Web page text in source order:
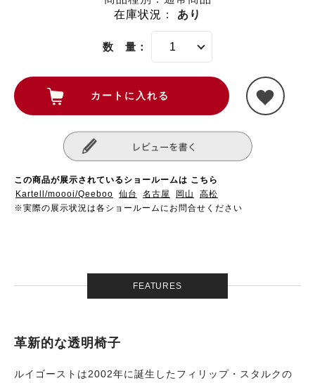
在庫状況 ： あり
数 量：
この商品が展示されているショールームは こちら
Kartell/moooi/Qeeboo
仙台 名古屋 岡山
高松
※実際の展示状況は各ショールームにお問合せください
FEATURES
革新的な透明椅子
ルイゴーストは2002年に誕生したフィリップ・スタルクの